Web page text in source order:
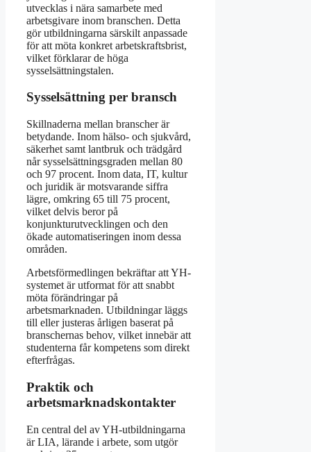
utvecklas i nära samarbete med
arbetsgivare inom branschen. Detta
gör utbildningarna särskilt anpassade
för att möta konkret arbetskraftsbrist,
vilket förklarar de höga
sysselsättningstalen.
Sysselsättning per bransch
Skillnaderna mellan branscher är
betydande. Inom hälso- och sjukvård,
säkerhet samt lantbruk och trädgård
når sysselsättningsgraden mellan 80
och 97 procent. Inom data, IT, kultur
och juridik är motsvarande siffra
lägre, omkring 65 till 75 procent,
vilket delvis beror på
konjunkturutvecklingen och den
ökade automatiseringen inom dessa
områden.
Arbetsförmedlingen bekräftar att YH-
systemet är utformat för att snabbt
möta förändringar på
arbetsmarknaden. Utbildningar läggs
till eller justeras årligen baserat på
branschernas behov, vilket innebär att
studenterna får kompetens som direkt
efterfrågas.
Praktik och
arbetsmarknadskontakter
En central del av YH-utbildningarna
är LIA, lärande i arbete, som utgör